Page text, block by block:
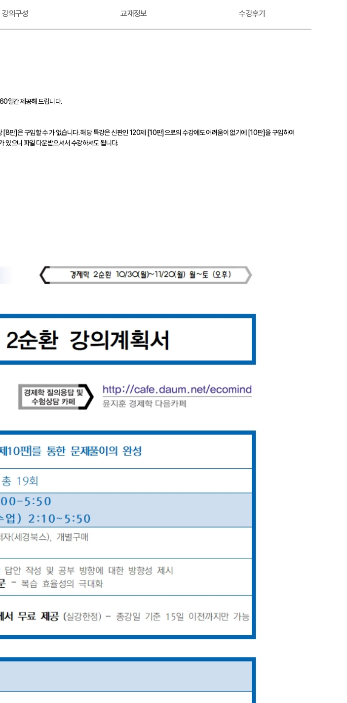
강의구성 교재정보 수강후기
일간 제공해 드립니다.
]은 구입할 수 가 없습니다. 해당 특강은 신판인 120제 [10판]으로의 수강에도 어려움이 없기에 [10판]을 구입하여
있으니 파일 다운받으셔서 수강하셔도 됩니다.